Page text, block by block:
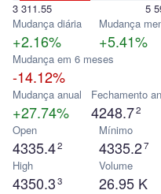
3 311.55
5
Mudança diária
+2.16%
Mudança
+5.41%
Mudança em 6 meses
-14.12%
Mudança anual
+27.74%
Fechamento
4248.72
Open
4335.42
Mínimo
4335.27
High
4350.3 3
Volume
26.95 K